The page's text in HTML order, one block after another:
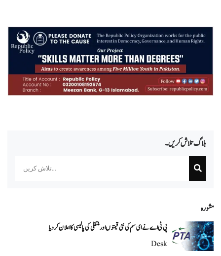
بلاگ تلاش کریں۔
مشورہ
پی ٹی اے نے ای سم کی نئی قیمتوں اور منتقلی کی پالیسی کا اعلان کردیا
Desk